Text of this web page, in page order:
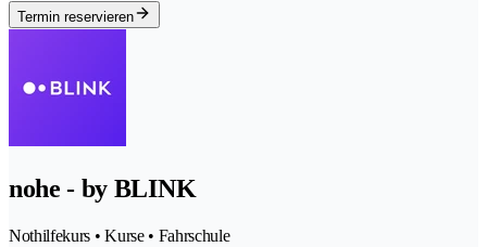
Termin reservieren
nohe - by BLINK
Nothilfekurs • Kurse • Fahrschule